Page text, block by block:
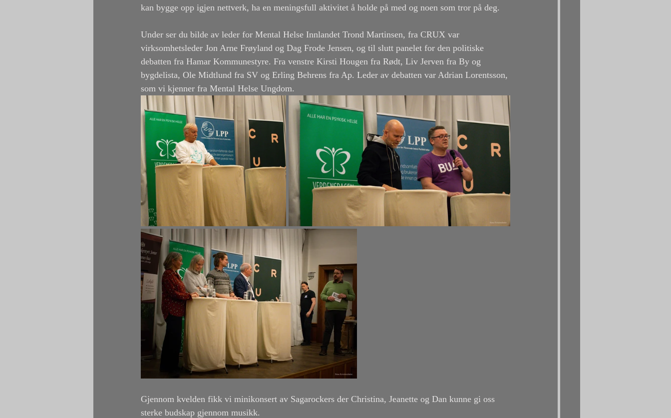
kan bygge opp igjen nettverk, ha en meningsfull aktivitet å holde på med og noen som tror på deg.
Under ser du bilde av leder for Mental Helse Innlandet Trond Martinsen, fra CRUX var
virksomhetsleder Jon Arne Frøyland og Dag Frode Jensen, og til slutt panelet for den politiske
debatten fra Hamar Kommunestyre. Fra venstre Kirsti Hougen fra Rødt, Liv Jerven fra By og
bygdelista, Ole Midtlund fra SV og Erling Behrens fra Ap. Leder av debatten var Adrian Lorentsson,
som vi kjenner fra Mental Helse Ungdom.
Gjennom kvelden fikk vi minikonsert av Sagarockers der Christina, Jeanette og Dan kunne gi oss
sterke budskap gjennom musikk.